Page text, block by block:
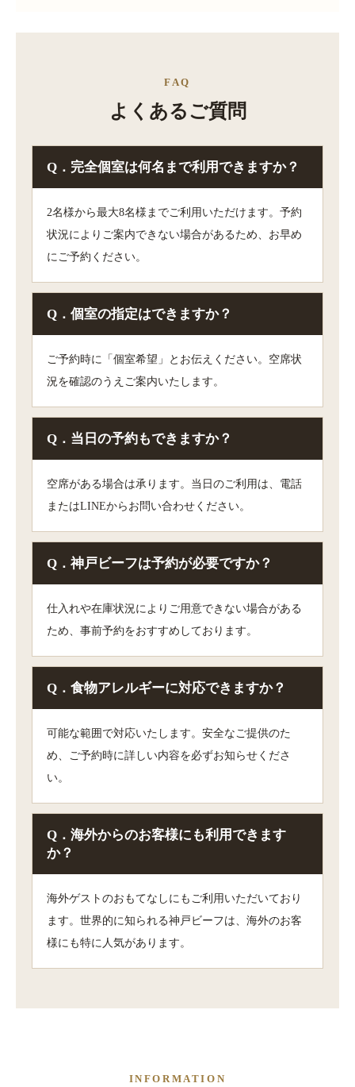
FAQ
よくあるご質問
Q．完全個室は何名まで利用できますか？
2名様から最大8名様までご利用いただけます。予約
状況によりご案内できない場合があるため、お早め
にご予約ください。
Q．個室の指定はできますか？
ご予約時に「個室希望」とお伝えください。空席状
況を確認のうえご案内いたします。
Q．当日の予約もできますか？
空席がある場合は承ります。当日のご利用は、電話
またはLINEからお問い合わせください。
Q．神戸ビーフは予約が必要ですか？
仕入れや在庫状況によりご用意できない場合がある
ため、事前予約をおすすめしております。
Q．食物アレルギーに対応できますか？
可能な範囲で対応いたします。安全なご提供のた
め、ご予約時に詳しい内容を必ずお知らせくださ
い。
Q．海外からのお客様にも利用できます
か？
海外ゲストのおもてなしにもご利用いただいており
ます。世界的に知られる神戸ビーフは、海外のお客
様にも特に人気があります。
INFORMATION